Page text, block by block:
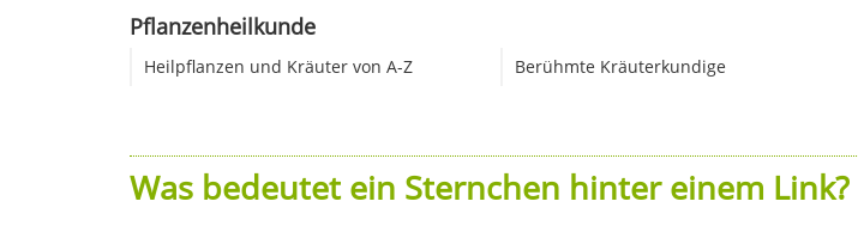
Pflanzenheilkunde
Heilpflanzen und Kräuter von A-Z Berühmte Kräuterkundige
Was bedeutet ein Sternchen hinter einem Link?